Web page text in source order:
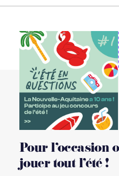
Pour l’occasion
jouer tout l’été !